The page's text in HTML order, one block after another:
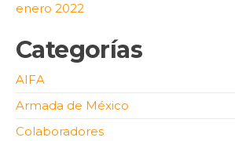
enero 2022
Categorías
AIFA
Armada de México
Colaboradores